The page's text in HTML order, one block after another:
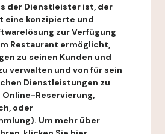
der Dienstleister ist, der
eine konzipierte und
zur Verfügung
Restaurant ermöglicht,
zu seinen Kunden und
verwalten und von für sein
Dienstleistungen zu
Reservierung,
oder
Um mehr über